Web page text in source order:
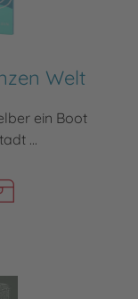
Welt
ein Boot
...